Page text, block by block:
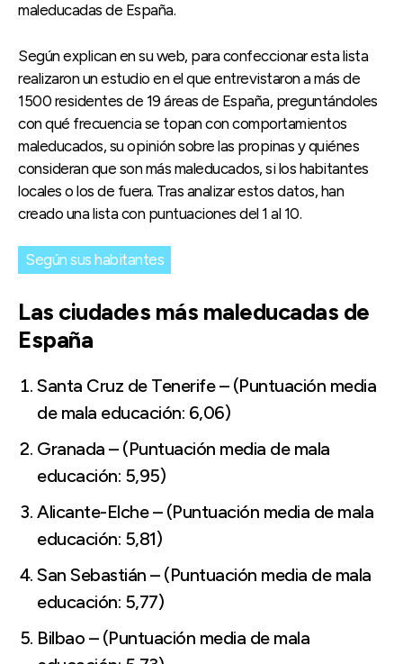
maleducadas de España.
Según explican en su web, para confeccionar esta lista
realizaron un estudio en el que entrevistaron a más de
1500 residentes de 19 áreas de España, preguntándoles
con qué frecuencia se topan con comportamientos
maleducados, su opinión sobre las propinas y quiénes
consideran que son más maleducados, si los habitantes
locales o los de fuera. Tras analizar estos datos, han
creado una lista con puntuaciones del 1 al 10.
Según sus habitantes
Las ciudades más maleducadas de
España
Santa Cruz de Tenerife – (Puntuación media
de mala educación: 6,06)
Granada – (Puntuación media de mala
educación: 5,95)
Alicante-Elche – (Puntuación media de mala
educación: 5,81)
San Sebastián – (Puntuación media de mala
educación: 5,77)
Bilbao – (Puntuación media de mala